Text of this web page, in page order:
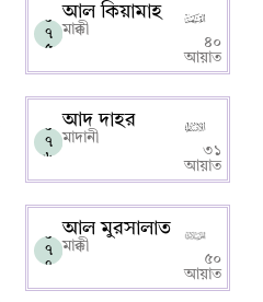
০
৭
৫
আল কিয়ামাহ
মাক্কী
৪০
আয়াত
০
৭
৬
আদ দাহর
মাদানী
৩১
আয়াত
০
৭
৭
আল মুরসালাত
মাক্কী
৫০
আয়াত